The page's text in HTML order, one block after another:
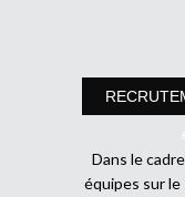
Dans le
équipes sur